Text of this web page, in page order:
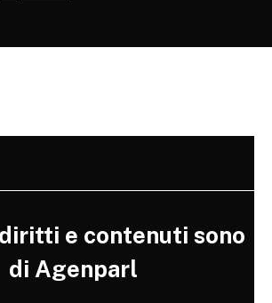
e contenuti sono
di Agenparl